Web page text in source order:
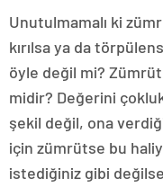
Unutulmamalı ki
kırılsa ya da
öyle değil mi?
midir? Değerini
şekil değil, ona
için zümrütse bu
istediğiniz gibi